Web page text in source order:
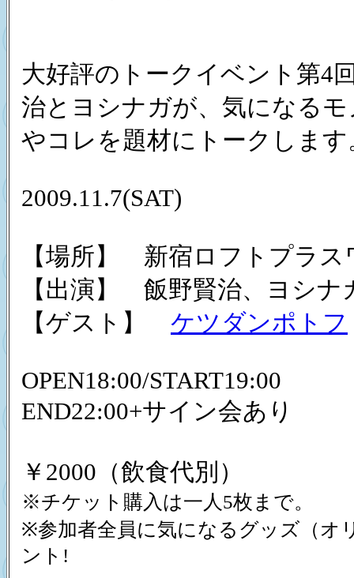
大好評のトークイベント第4
治とヨシナガが、気になる
やコレを題材にトークします
2009.11.7(SAT)
【場所】 新宿ロフトプラス
【出演】 飯野賢治、ヨシナ
【ゲスト】 ケツダンポトフ
OPEN18:00/START19:00
END22:00+サイン会あり
￥2000（飲食代別）
※チケット購入は一人5枚まで。
※参加者全員に気になるグッズ（オ
ント!